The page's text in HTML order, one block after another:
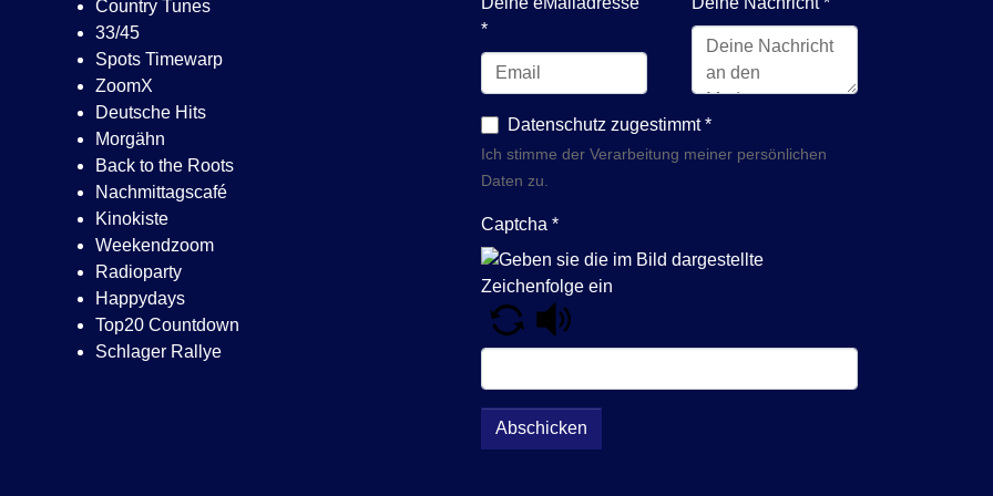
Country Tunes
33/45
Spots Timewarp
ZoomX
Deutsche Hits
Morgähn
Back to the Roots
Nachmittagscafé
Kinokiste
Weekendzoom
Radioparty
Happydays
Top20 Countdown
Schlager Rallye
*
Datenschutz zugestimmt*
Ich stimme der Verarbeitung meiner persönlichen
Daten zu.
Captcha *
Abschicken